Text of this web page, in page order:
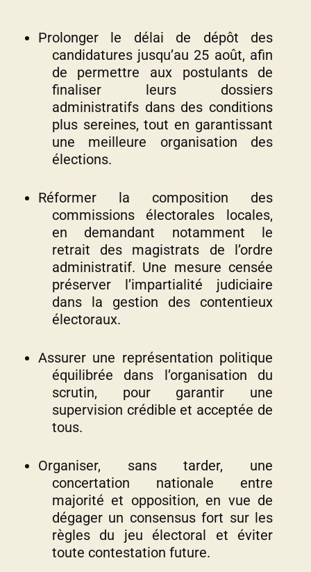
Prolonger le délai de dépôt des
candidatures jusqu’au 25 août, afin
de permettre aux postulants de
finaliser leurs dossiers
administratifs dans des conditions
plus sereines, tout en garantissant
une meilleure organisation des
élections.
Réformer la composition des
commissions électorales locales,
en demandant notamment le
retrait des magistrats de l’ordre
administratif. Une mesure censée
préserver l’impartialité judiciaire
dans la gestion des contentieux
électoraux.
Assurer une représentation politique
équilibrée dans l’organisation du
scrutin, pour garantir une
supervision crédible et acceptée de
tous.
Organiser, sans tarder, une
concertation nationale entre
majorité et opposition, en vue de
dégager un consensus fort sur les
règles du jeu électoral et éviter
toute contestation future.